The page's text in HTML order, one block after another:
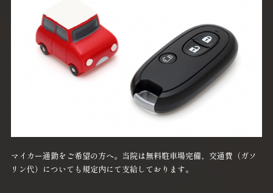
マイカー通勤をご希望の方へ。当院は無料駐車場完備、交通費（ガソ
リン代）についても規定内にて支給しております。